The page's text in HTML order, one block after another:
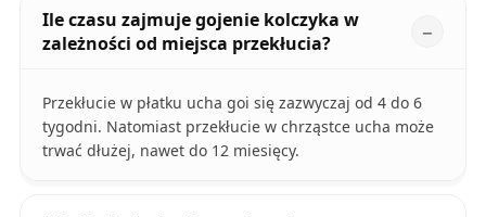
Ile czasu zajmuje gojenie kolczyka w
zależności od miejsca przekłucia?
Przekłucie w płatku ucha goi się zazwyczaj od 4 do 6
tygodni. Natomiast przekłucie w chrząstce ucha może
trwać dłużej, nawet do 12 miesięcy.